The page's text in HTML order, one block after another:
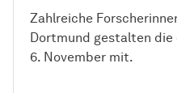
Zahlreiche
Dortmund gestalten
6. November mit.